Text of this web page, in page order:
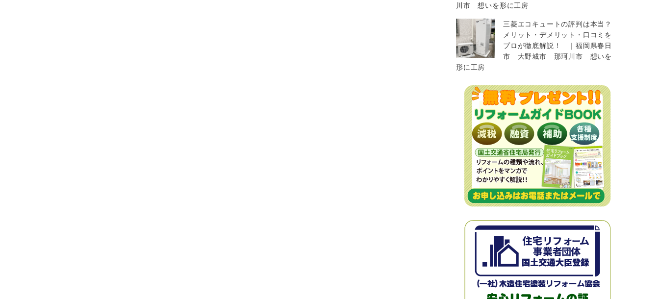
川市 想いを形に工房
三菱エコキュートの評判は本当？
メリット・デメリット・口コミを
プロが徹底解説！ ｜福岡県春日
市 大野城市 那珂川市 想いを
形に工房